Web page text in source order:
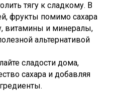
тягу к сладкому. В
фрукты помимо сахара
витамины и минералы,
альтернативой
сладости дома,
сахара и добавляя